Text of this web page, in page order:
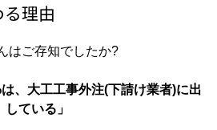
理由
はご存知でしたか?
は、大工工事外注(下請け業者)に出
している」